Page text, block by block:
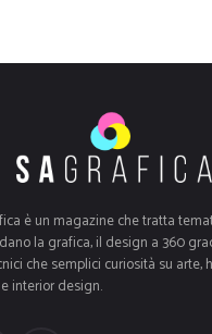
è un magazine che tratta
la grafica, il design a 360
che semplici curiosità su arte,
interior design.